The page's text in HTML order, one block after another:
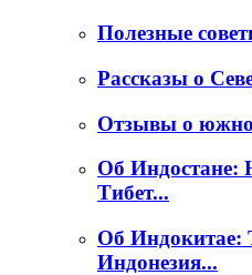
Полезные
Рассказы о
Отзывы о
Об Индостане:
Тибет...
Об Индокитае:
Индонезия...